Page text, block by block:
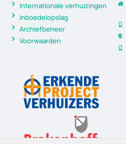
Internationale verhuizingen
Inboedelopslag
Archiefbeheer
Voorwaarden